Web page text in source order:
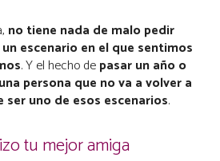
no tiene nada de malo pedir
escenario en el que sentimos
. Y el hecho depasar un año o
persona que no va a volver a
ser uno de esos escenarios.
tu mejor amiga